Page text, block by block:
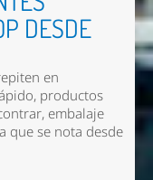
DESDE
en
productos
embalaje
que se nota desde